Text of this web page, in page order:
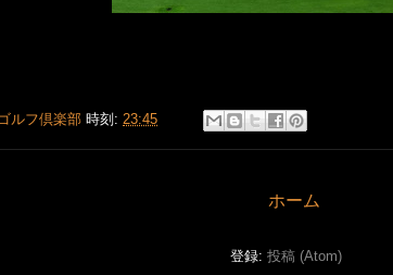
ルフ倶楽部 時刻: 23:45
ホーム
登録: 投稿 (Atom)